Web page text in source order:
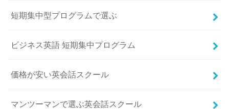
短期集中型プログラムで選ぶ
ビジネス英語 短期集中プログラム
価格が安い英会話スクール
マンツーマンで選ぶ英会話スクール